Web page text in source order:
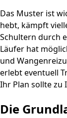
Das Muster ist
hebt, kämpft
Schultern durch
Läufer hat
und
erlebt eventuell
Ihr Plan sollte zu
Die